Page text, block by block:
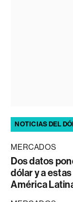
NOTICIAS DEL
MERCADOS
Dos datos
dólar y a
América